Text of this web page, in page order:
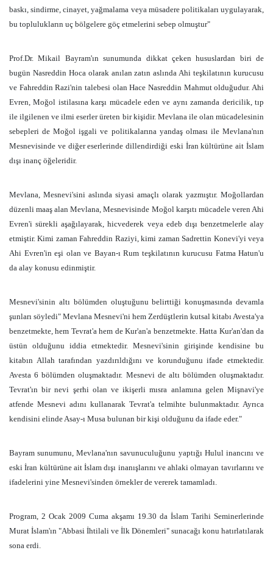
baskı, sindirme, cinayet, yağmalama veya müsadere politikaları uygulayarak,
bu toplulukların uç bölgelere göç etmelerini sebep olmuştur"
Prof.Dr. Mikail Bayram'ın sunumunda dikkat çeken hususlardan biri de
bugün Nasreddin Hoca olarak anılan zatın aslında Ahi teşkilatının kurucusu
ve Fahreddin Razi'nin talebesi olan Hace Nasreddin Mahmut olduğudur. Ahi
Evren, Moğol istilasına karşı mücadele eden ve aynı zamanda dericilik, tıp
ile ilgilenen ve ilmi eserler üreten bir kişidir. Mevlana ile olan mücadelesinin
sebepleri de Moğol işgali ve politikalarına yandaş olması ile Mevlana'nın
Mesnevisinde ve diğer eserlerinde dillendirdiği eski İran kültürüne ait İslam
dışı inanç öğeleridir.
Mevlana, Mesnevi'sini aslında siyasi amaçlı olarak yazmıştır. Moğollardan
düzenli maaş alan Mevlana, Mesnevisinde Moğol karşıtı mücadele veren Ahi
Evren'i sürekli aşağılayarak, hicvederek veya edeb dışı benzetmelerle alay
etmiştir. Kimi zaman Fahreddin Raziyi, kimi zaman Sadrettin Konevi'yi veya
Ahi Evren'in eşi olan ve Bayan-ı Rum teşkilatının kurucusu Fatma Hatun'u
da alay konusu edinmiştir.
Mesnevi'sinin altı bölümden oluştuğunu belirttiği konuşmasında devamla
şunları söyledi" Mevlana Mesnevi'ni hem Zerdüştlerin kutsal kitabı Avesta'ya
benzetmekte, hem Tevrat'a hem de Kur'an'a benzetmekte. Hatta Kur'an'dan da
üstün olduğunu iddia etmektedir. Mesnevi'sinin girişinde kendisine bu
kitabın Allah tarafından yazdırıldığını ve korunduğunu ifade etmektedir.
Avesta 6 bölümden oluşmaktadır. Mesnevi de altı bölümden oluşmaktadır.
Tevrat'ın bir nevi şerhi olan ve ikişerli mısra anlamına gelen Mişnavi'ye
atfende Mesnevi adını kullanarak Tevrat'a telmihte bulunmaktadır. Ayrıca
kendisini elinde Asay-ı Musa bulunan bir kişi olduğunu da ifade eder."
Bayram sunumunu, Mevlana'nın savunuculuğunu yaptığı Hulul inancını ve
eski İran kültürüne ait İslam dışı inanışlarını ve ahlaki olmayan tavırlarını ve
ifadelerini yine Mesnevi'sinden örnekler de vererek tamamladı.
Program, 2 Ocak 2009 Cuma akşamı 19.30 da İslam Tarihi Seminerlerinde
Murat İslam'ın "Abbasi İhtilali ve İlk Dönemleri" sunacağı konu hatırlatılarak
sona erdi.